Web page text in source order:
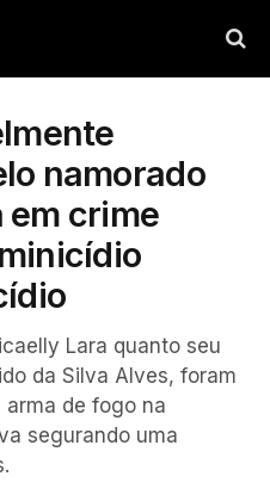
namorado
em crime
Lara quanto seu
da Silva Alves, foram
de fogo na
segurando uma